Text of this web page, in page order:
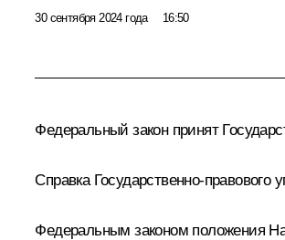
30 сентября 2024 года 16:50
Федеральный закон принят
Справка Государственно-правового
Федеральным законом положения